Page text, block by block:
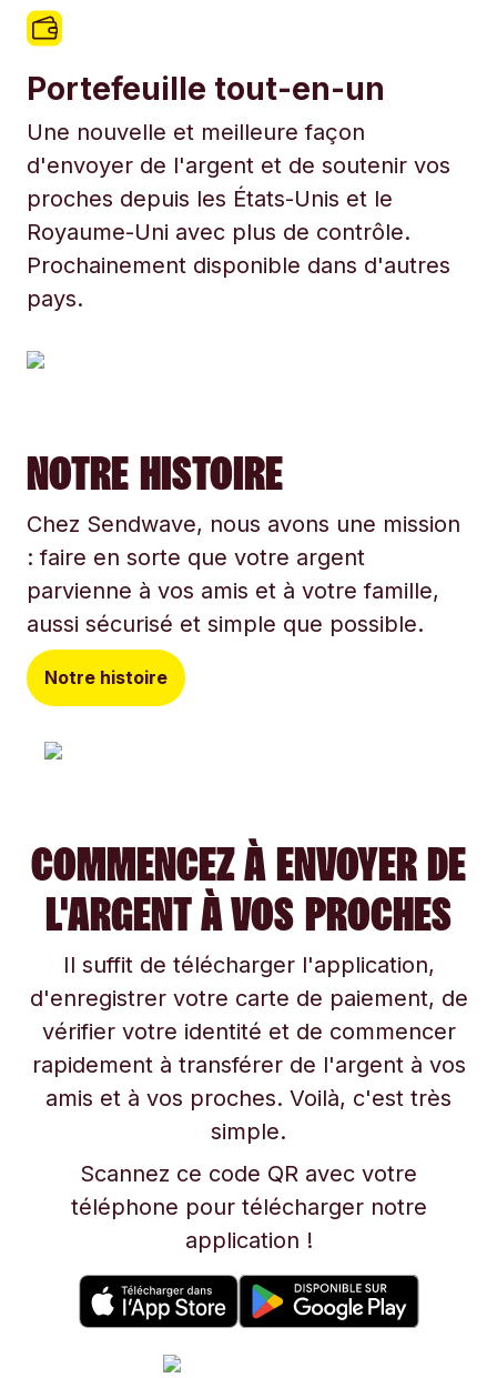
Portefeuille tout-en-un
Une nouvelle et meilleure façon
d'envoyer de l'argent et de soutenir vos
proches depuis les États-Unis et le
Royaume-Uni avec plus de contrôle.
Prochainement disponible dans d'autres
pays.
NOTRE HISTOIRE
Chez Sendwave, nous avons une mission
: faire en sorte que votre argent
parvienne à vos amis et à votre famille,
aussi sécurisé et simple que possible.
Notre histoire
COMMENCEZ À ENVOYER DE
L'ARGENT À VOS PROCHES
Il suffit de télécharger l'application,
d'enregistrer votre carte de paiement, de
vérifier votre identité et de commencer
rapidement à transférer de l'argent à vos
amis et à vos proches. Voilà, c'est très
simple.
Scannez ce code QR avec votre
téléphone pour télécharger notre
application !